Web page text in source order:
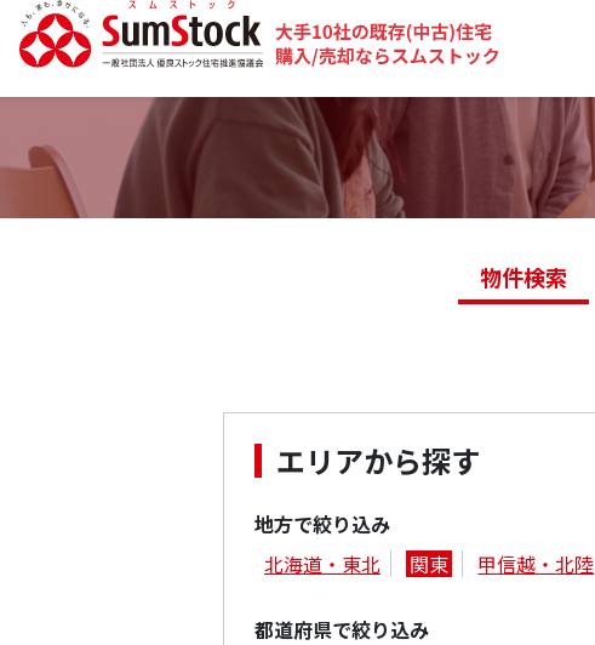
物件検索
エリアから探す
地方で絞り込み
北海道・東北
関東 甲信越・北陸
都道府県で絞り込み